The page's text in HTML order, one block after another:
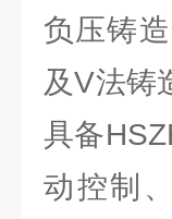
负压铸
及V法铸
具备
动控制